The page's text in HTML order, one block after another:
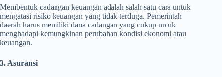
Membentuk cadangan keuangan adalah salah satu cara untuk
mengatasi risiko keuangan yang tidak terduga. Pemerintah
daerah harus memiliki dana cadangan yang cukup untuk
menghadapi kemungkinan perubahan kondisi ekonomi atau
keuangan.
3. Asuransi